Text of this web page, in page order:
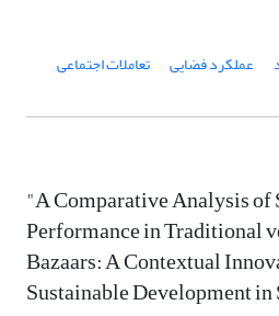
عملکرد فضایی تعاملات اجتماعی
"A Comparative Analysis of
Performance in Traditional
Bazaars: A Contextual
Sustainable Development in